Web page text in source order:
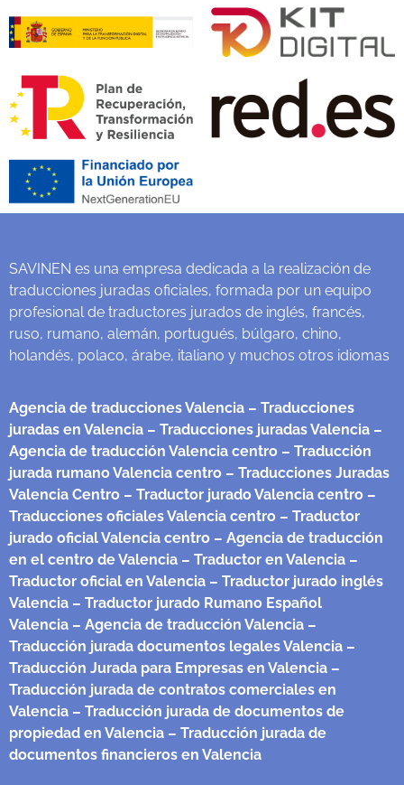
SAVINEN es una empresa dedicada a la realización de
traducciones juradas oficiales, formada por un equipo
profesional de traductores jurados de inglés, francés,
ruso, rumano, alemán, portugués, búlgaro, chino,
holandés, polaco, árabe, italiano y muchos otros idiomas
Agencia de traducciones Valencia – Traducciones
juradas en Valencia – Traducciones juradas Valencia –
Agencia de traducción Valencia centro – Traducción
jurada rumano Valencia centro – Traducciones Juradas
Valencia Centro – Traductor jurado Valencia centro –
Traducciones oficiales Valencia centro – Traductor
jurado oficial Valencia centro – Agencia de traducción
en el centro de Valencia – Traductor en Valencia –
Traductor oficial en Valencia – Traductor jurado inglés
Valencia – Traductor jurado Rumano Español
Valencia – Agencia de traducción Valencia –
Traducción jurada documentos legales Valencia –
Traducción Jurada para Empresas en Valencia –
Traducción jurada de contratos comerciales en
Valencia – Traducción jurada de documentos de
propiedad en Valencia – Traducción jurada de
documentos financieros en Valencia